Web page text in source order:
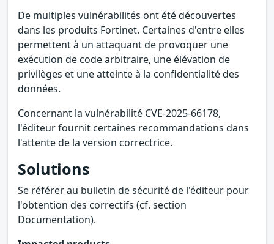
De multiples vulnérabilités ont été découvertes
dans les produits Fortinet. Certaines d'entre elles
permettent à un attaquant de provoquer une
exécution de code arbitraire, une élévation de
privilèges et une atteinte à la confidentialité des
données.
Concernant la vulnérabilité CVE-2025-66178,
l'éditeur fournit certaines recommandations dans
l'attente de la version correctrice.
Solutions
Se référer au bulletin de sécurité de l'éditeur pour
l'obtention des correctifs (cf. section
Documentation).